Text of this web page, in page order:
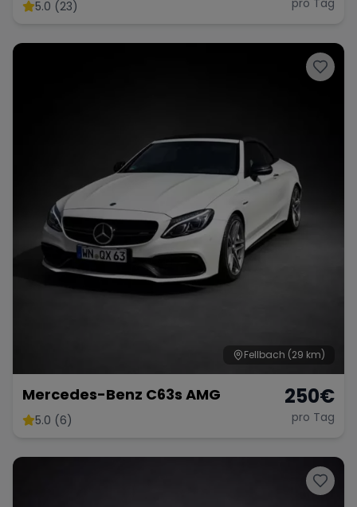
5.0 (23) pro Tag
Fellbach (29 km)
Mercedes-Benz C63s AMG
5.0 (6)
250€
pro Tag